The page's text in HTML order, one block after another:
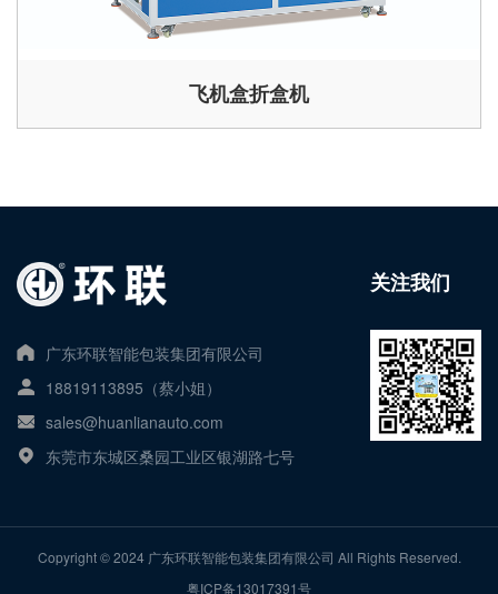
飞机盒折盒机
广东环联智能包装集团有限公司
18819113895（蔡小姐）
sales@huanlianauto.com
东莞市东城区桑园工业区银湖路七号
关注我们
Copyright © 2024 广东环联智能包装集团有限公司 All Rights Reserved.
粤ICP备13017391号